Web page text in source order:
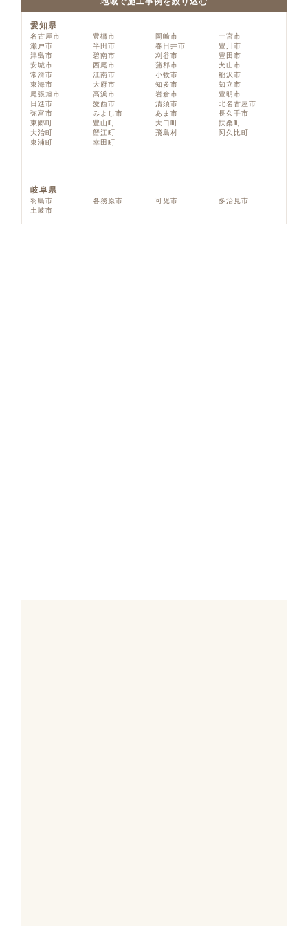
愛知県
名古屋市 豊橋市 岡崎市
一宮市
瀬戸市
半田市 春日井市
豊川市
津島市
碧南市 刈谷市
豊田市
安城市
西尾市 蒲郡市
犬山市
常滑市
江南市 小牧市
稲沢市
東海市
大府市 知多市
知立市
尾張旭市
高浜市 岩倉市
豊明市
日進市
愛西市 清須市
北名古屋市
弥富市
みよし市 あま市
長久手市
東郷町
豊山町 大口町
扶桑町
大治町
蟹江町 飛島村
阿久比町
東浦町
幸田町
岐阜県
羽島市 各務原市 可児市
多治見市
土岐市